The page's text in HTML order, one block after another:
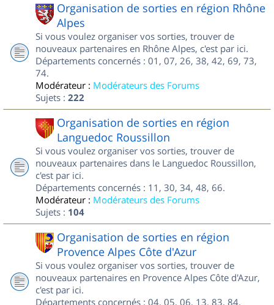
Organisation de sorties en région Rhône
Alpes
Si vous voulez organiser vos sorties, trouver de
nouveaux partenaires en Rhône Alpes, c'est par ici.
Départements concernés : 01, 07, 26, 38, 42, 69, 73,
74.
Modérateur : Modérateurs des Forums
Sujets : 222
Organisation de sorties en région
Languedoc Roussillon
Si vous voulez organiser vos sorties, trouver de
nouveaux partenaires dans le Languedoc Roussillon,
c'est par ici.
Départements concernés : 11, 30, 34, 48, 66.
Modérateur : Modérateurs des Forums
Sujets : 104
Organisation de sorties en région
Provence Alpes Côte d'Azur
Si vous voulez organiser vos sorties, trouver de
nouveaux partenaires en Provence Alpes Côte d'Azur,
c'est par ici.
Départements concernés : 04, 05, 06, 13, 83, 84.